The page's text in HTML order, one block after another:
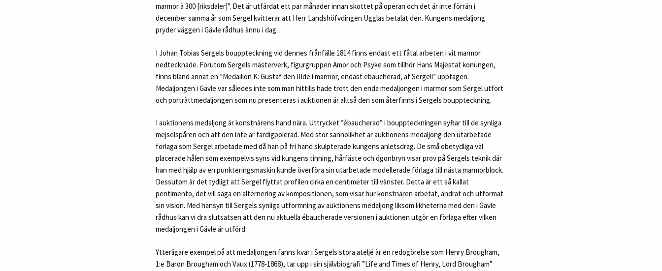
marmor à 300 [riksdaler]”. Det är utfärdat ett par månader innan skottet på operan och det är inte förrän i
december samma år som Sergel kvitterar att Herr Landshöfvdingen Ugglas betalat den. Kungens medaljong
pryder väggen i Gävle rådhus ännu i dag.
I Johan Tobias Sergels bouppteckning vid dennes frånfälle 1814 finns endast ett fåtal arbeten i vit marmor
nedtecknade. Förutom Sergels mästerverk, figurgruppen Amor och Psyke som tillhör Hans Majestät konungen,
finns bland annat en ”Medaillon K: Gustaf den IIIde i marmor, endast ebaucherad, af Sergell” upptagen.
Medaljongen i Gävle var således inte som man hittills hade trott den enda medaljongen i marmor som Sergel utfört
och porträttmedaljongen som nu presenteras i auktionen är alltså den som återfinns i Sergels bouppteckning.
I auktionens medaljong är konstnärens hand nära. Uttrycket ”ébaucherad” i bouppteckningen syftar till de synliga
mejselspåren och att den inte är färdigpolerad. Med stor sannolikhet är auktionens medaljong den utarbetade
förlaga som Sergel arbetade med då han på fri hand skulpterade kungens anletsdrag. De små obetydliga väl
placerade hålen som exempelvis syns vid kungens tinning, hårfäste och ögonbryn visar prov på Sergels teknik där
han med hjälp av en punkteringsmaskin kunde överföra sin utarbetade modellerade förlaga till nästa marmorblock.
Dessutom är det tydligt att Sergel flyttat profilen cirka en centimeter till vänster. Detta är ett så kallat
pentimento, det vill säga en alternering av kompositionen, som visar hur konstnären arbetat, ändrat och utformat
sin vision. Med hänsyn till Sergels synliga utformning av auktionens medaljong liksom likheterna med den i Gävle
rådhus kan vi dra slutsatsen att den nu aktuella ébaucherade versionen i auktionen utgör en förlaga efter vilken
medaljongen i Gävle är utförd.
Ytterligare exempel på att medaljongen fanns kvar i Sergels stora ateljé är en redogörelse som Henry Brougham,
1:e Baron Brougham och Vaux (1778-1868), tar upp i sin självbiografi ”Life and Times of Henry, Lord Brougham”